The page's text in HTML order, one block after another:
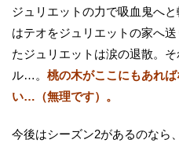
ジュリエットの力で吸血鬼へ
はテオをジュリエットの家へ
たジュリエットは涙の退散。
ル…。 桃の木がここにもあれ
い…（無理です）。
今後はシーズン2があるのなら